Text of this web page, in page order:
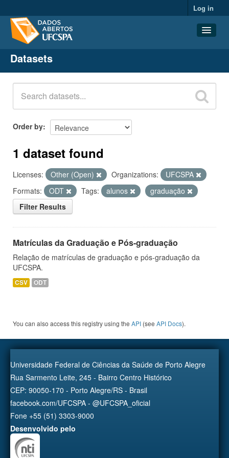
Log in
Datasets
Organizations
Groups
About
Datasets
Order by
1 dataset found
Licenses: Other (Open) Organizations:
UFCSPA
Formats:
ODT Tags: alunos
graduação
Filter Results
Matrículas da Graduação e Pós-graduação
Relação de matrículas de graduação e pós-graduação da
UFCSPA.
CSV ODT
You can also access this registry using the API (see API Docs).
Universidade Federal de Ciências da Saúde de Porto Alegre
Rua Sarmento Leite, 245 - Bairro Centro Histórico
CEP: 90050-170 - Porto Alegre/RS - Brasil
facebook.com/UFCSPA - @UFCSPA_oficial
Fone +55 (51) 3303-9000
Desenvolvido pelo